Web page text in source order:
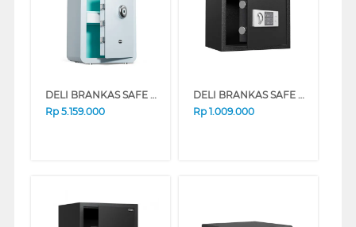
DELI BRANKAS SAFE BOX DELI_AE392-Z-BLUE
Rp 5.159.000
DELI BRANKAS SAFE BOX DELI_ET523
Rp 1.009.000